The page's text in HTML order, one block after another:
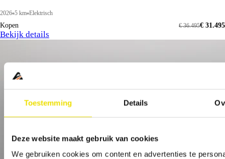
Toestemming Details
Deze website maakt gebruik van cookies
We gebruiken cookies om content en advertenties te
2026 5 km Elektrisch
Kopen € 31.495
€ 36.495
Bekijk details